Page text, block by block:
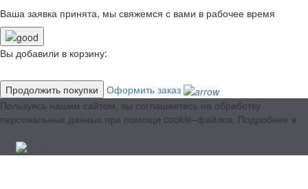
Ваша заявка принята, мы свяжемся с вами в рабочее время
Вы добавили в корзину:
Продолжить покупки
Оформить заказ
Пользуясь нашим сайтом, вы соглашаетесь на обработку
персональных данных при помощи cookie–файлов. Подробнее в